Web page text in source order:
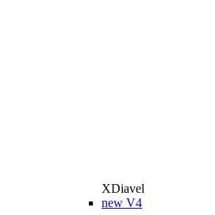
XDiavel
new V4